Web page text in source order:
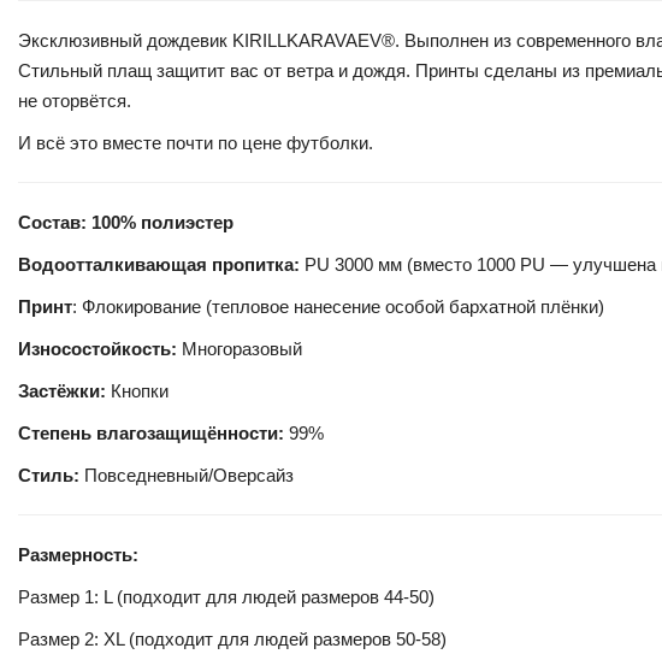
Эксклюзивный дождевик KIRILLKARAVAEV®. Выполнен из современного
Стильный плащ защитит вас от ветра и дождя. Принты сделаны из
не оторвётся.
И всё это вместе почти по цене футболки.
Состав: 100% полиэстер
Водоотталкивающая пропитка: PU 3000 мм (вместо 1000 PU — улучшена
Принт: Флокирование (тепловое нанесение особой бархатной плёнки)
Износостойкость: Многоразовый
Застёжки: Кнопки
Степень влагозащищённости: 99%
Стиль: Повседневный/Оверсайз
Размерность:
Размер 1: L (подходит для людей размеров 44-50)
Размер 2: XL (подходит для людей размеров 50-58)